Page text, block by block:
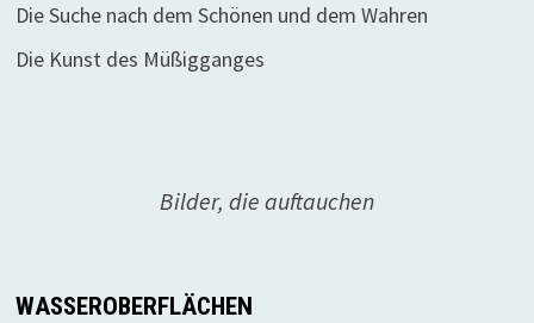
Die Suche nach dem Schönen und dem Wahren
Die Kunst des Müßigganges
Bilder, die auftauchen
WASSEROBERFLÄCHEN